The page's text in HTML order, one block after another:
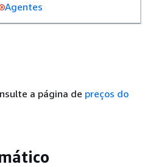
Agentes
a página de preços do